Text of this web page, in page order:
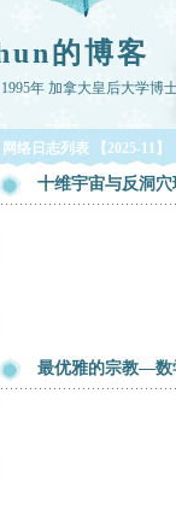
的博客
年 加拿大皇后大学博
网络日志列表 【2025-11】
十维宇宙与反洞
最优雅的宗教—数